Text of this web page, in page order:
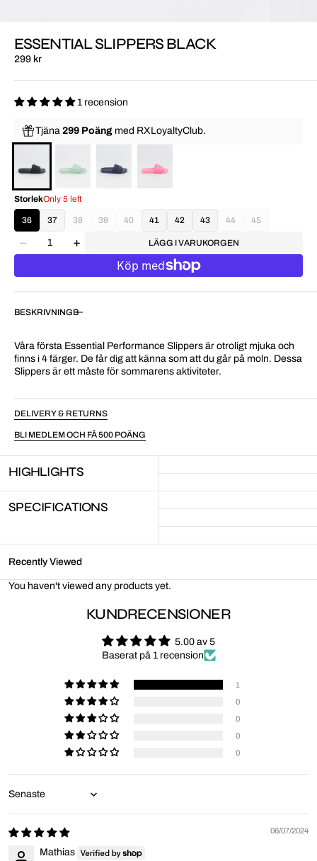
ESSENTIAL SLIPPERS BLACK
299 kr
1 recension
Tjäna 299 Poäng med RXLoyaltyClub.
StorlekOnly 5 left
36 37 38 39 40 41 42 43 44 45
LÄGG I VARUKORGEN
BESKRIVNING
Våra första Essential Performance Slippers är otroligt mjuka och
finns i 4 färger. De får dig att känna som att du går på moln. Dessa
Slippers är ett måste för sommarens aktiviteter.
DELIVERY & RETURNS
BLI MEDLEM OCH FÅ 500 POÄNG
HIGHLIGHTS
SPECIFICATIONS
Recently Viewed
You haven't viewed any products yet.
KUNDRECENSIONER
5.00 av 5
Baserat på 1 recension
1
0
0
0
0
Sort by
06/07/2024
Mathias